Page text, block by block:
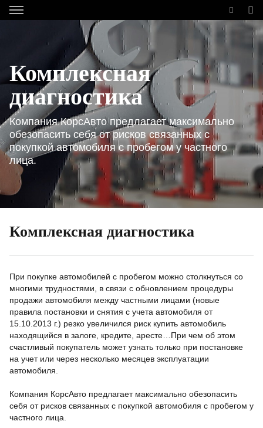
Комплексная
диагностика
Компания КорсАвто предлагает максимально
обезопасить себя от рисков связанных с
покупкой автомобиля с пробегом у частного
лица.
Комплексная диагностика
При покупке автомобилей с пробегом можно столкнуться со
многими трудностями, в связи с обновлением процедуры
продажи автомобиля между частными лицами (новые
правила постановки и снятия с учета автомобиля от
15.10.2013 г.) резко увеличился риск купить автомобиль
находящийся в залоге, кредите, аресте…При чем об этом
счастливый покупатель может узнать только при постановке
на учет или через несколько месяцев эксплуатации
автомобиля.
Компания КорсАвто предлагает максимально обезопасить
себя от рисков связанных с покупкой автомобиля с пробегом у
частного лица.